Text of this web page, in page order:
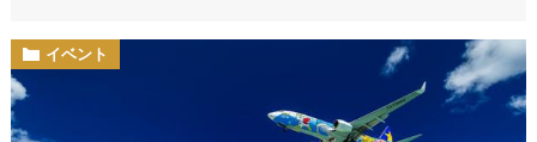
イベント